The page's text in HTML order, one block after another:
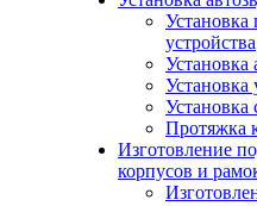
Установка
устройства
Установка
Установка
Установка
Протяжка
Изготовление
корпусов и